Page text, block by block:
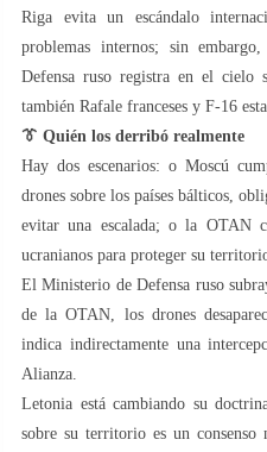
Riga evita un escándalo
problemas internos; sin
Defensa ruso registra en el cielo
también Rafale franceses y F-16
👔 Quién los derribó realmente
Hay dos escenarios: o Moscú
drones sobre los países bálticos,
evitar una escalada; o la OTAN
ucranianos para proteger su
El Ministerio de Defensa ruso
de la OTAN, los drones
indica indirectamente una
Alianza.
Letonia está cambiando su
sobre su territorio es un